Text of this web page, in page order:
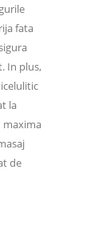
fata
In plus,
la
maxima
de